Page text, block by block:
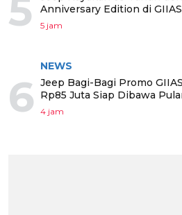
5
Anniversary Edition di
5 jam
6
NEWS
Jeep Bagi-Bagi Promo
Rp85 Juta Siap Dibawa
4 jam